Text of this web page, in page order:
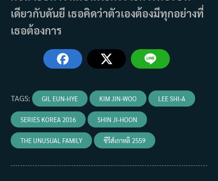
เดียวกับดันยี เธอคิดว่าตัวเองต้องมีทุกอย่างที่
เธอต้องการ
TAGS: GIL EUN-HYE KIM JIN-WOO LEE SHI-A
SERIES KOREA 2016 SHIN JI-HOON
THE UNUSUAL FAMILY ซีรีส์เกาหลี 2559